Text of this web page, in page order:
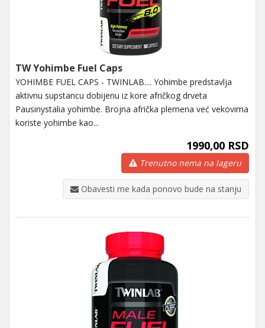
TW Yohimbe Fuel Caps
YOHIMBE FUEL CAPS - TWINLAB.... Yohimbe predstavlja
aktivnu supstancu dobijenu iz kore afričkog drveta
Pausinystalia yohimbe. Brojna afrička plemena već vekovima
koriste yohimbe kao...
1990,00 RSD
Trenutno nema na lageru
Obavesti me kada ponovo bude na stanju